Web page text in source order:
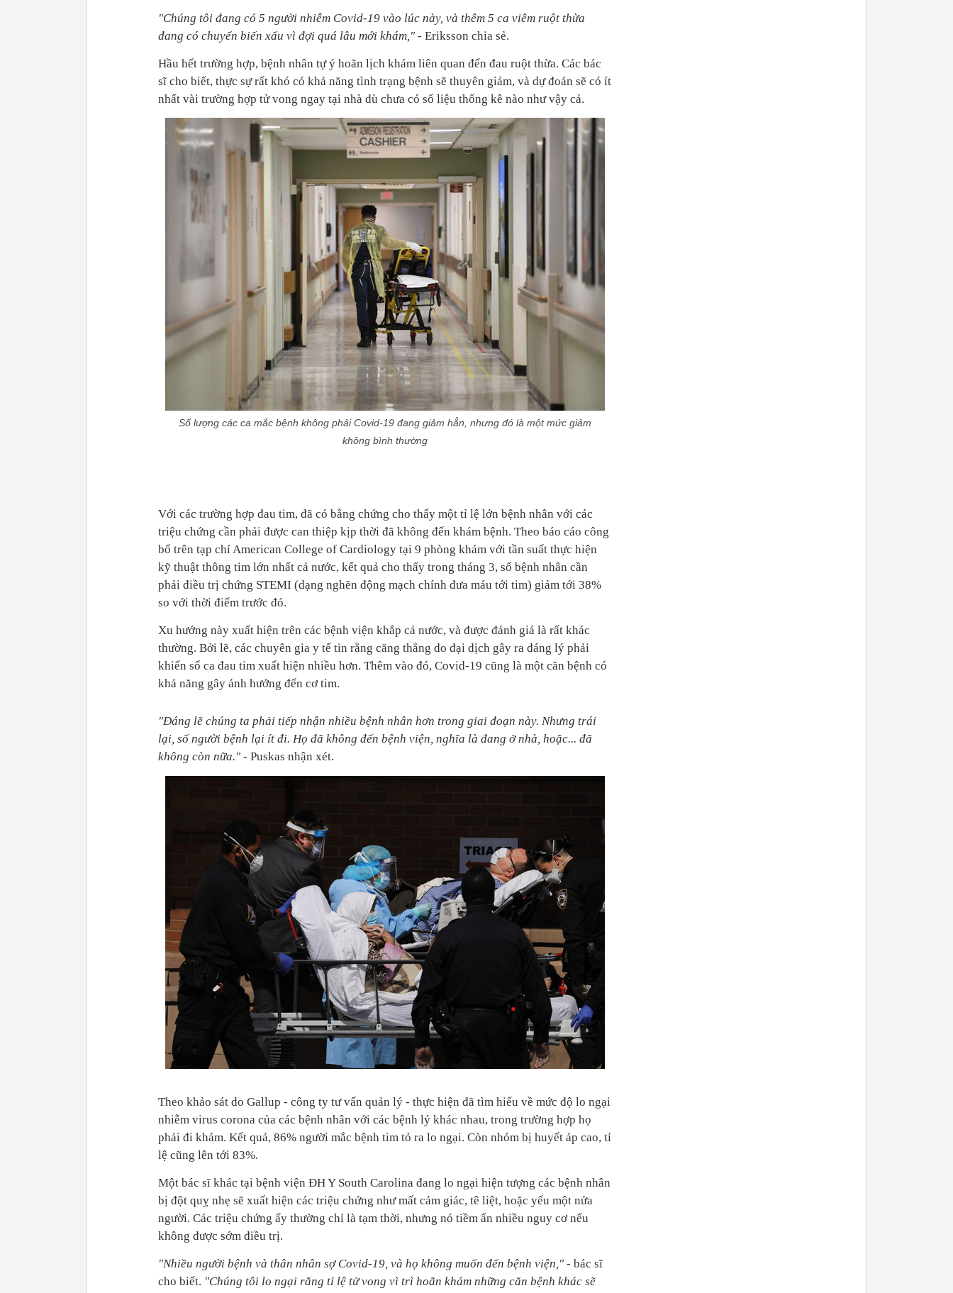
"Chúng tôi đang có 5 người nhiễm Covid-19 vào lúc này, và thêm 5 ca viêm ruột thừa
đang có chuyển biến xấu vì đợi quá lâu mới khám," - Eriksson chia sẻ.
Hầu hết trường hợp, bệnh nhân tự ý hoãn lịch khám liên quan đến đau ruột thừa. Các bác
sĩ cho biết, thực sự rất khó có khả năng tình trạng bệnh sẽ thuyên giảm, và dự đoán sẽ có ít
nhất vài trường hợp tử vong ngay tại nhà dù chưa có số liệu thống kê nào như vậy cả.
Số lượng các ca mắc bệnh không phải Covid-19 đang giảm hẳn, nhưng đó là một mức giảm
không bình thường
Với các trường hợp đau tim, đã có bằng chứng cho thấy một tỉ lệ lớn bệnh nhân với các
triệu chứng cần phải được can thiệp kịp thời đã không đến khám bệnh. Theo báo cáo công
bố trên tạp chí American College of Cardiology tại 9 phòng khám với tần suất thực hiện
kỹ thuật thông tim lớn nhất cả nước, kết quả cho thấy trong tháng 3, số bệnh nhân cần
phải điều trị chứng STEMI (dạng nghẽn động mạch chính đưa máu tới tim) giảm tới 38%
so với thời điểm trước đó.
Xu hướng này xuất hiện trên các bệnh viện khắp cả nước, và được đánh giá là rất khác
thường. Bởi lẽ, các chuyên gia y tế tin rằng căng thẳng do đại dịch gây ra đáng lý phải
khiến số ca đau tim xuất hiện nhiều hơn. Thêm vào đó, Covid-19 cũng là một căn bệnh có
khả năng gây ảnh hưởng đến cơ tim.
"Đáng lẽ chúng ta phải tiếp nhận nhiều bệnh nhân hơn trong giai đoạn này. Nhưng trái
lại, số người bệnh lại ít đi. Họ đã không đến bệnh viện, nghĩa là đang ở nhà, hoặc... đã
không còn nữa." - Puskas nhận xét.
Theo khảo sát do Gallup - công ty tư vấn quản lý - thực hiện đã tìm hiểu về mức độ lo ngại
nhiễm virus corona của các bệnh nhân với các bệnh lý khác nhau, trong trường hợp họ
phải đi khám. Kết quả, 86% người mắc bệnh tim tỏ ra lo ngại. Còn nhóm bị huyết áp cao, tỉ
lệ cũng lên tới 83%.
Một bác sĩ khác tại bệnh viện ĐH Y South Carolina đang lo ngại hiện tượng các bệnh nhân
bị đột quỵ nhẹ sẽ xuất hiện các triệu chứng như mất cảm giác, tê liệt, hoặc yếu một nửa
người. Các triệu chứng ấy thường chỉ là tạm thời, nhưng nó tiềm ẩn nhiều nguy cơ nếu
không được sớm điều trị.
"Nhiều người bệnh và thân nhân sợ Covid-19, và họ không muốn đến bệnh viện," - bác sĩ
cho biết. "Chúng tôi lo ngại rằng tỉ lệ tử vong vì trì hoãn khám những căn bệnh khác sẽ